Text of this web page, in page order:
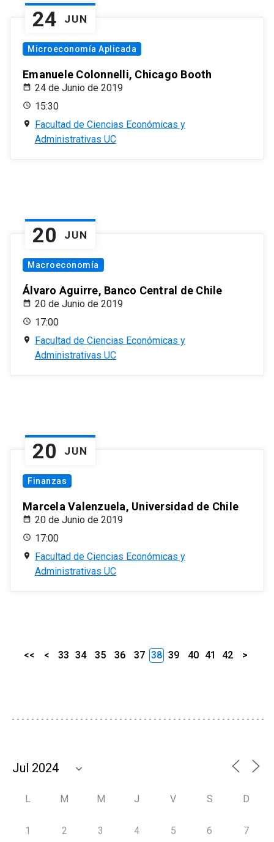
24 JUN
Microeconomía Aplicada
Emanuele Colonnelli, Chicago Booth
24 de Junio de 2019
15:30
Facultad de Ciencias Económicas y
Administrativas UC
20 JUN
Macroeconomía
Álvaro Aguirre, Banco Central de Chile
20 de Junio de 2019
17:00
Facultad de Ciencias Económicas y
Administrativas UC
20 JUN
Finanzas
Marcela Valenzuela, Universidad de Chile
20 de Junio de 2019
17:00
Facultad de Ciencias Económicas y
Administrativas UC
<< < 33 34 35 36 37 38 39 40 41 42 >
L M M J V S D
1 2 3 4 5 6 7